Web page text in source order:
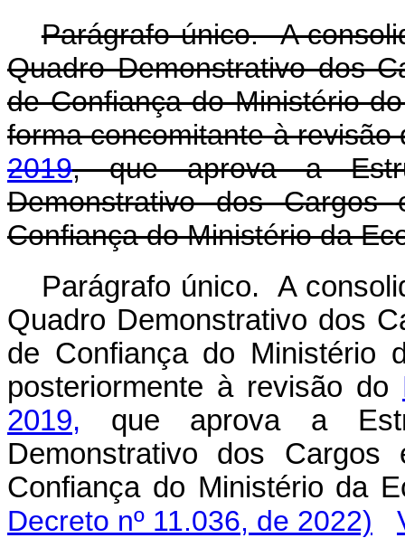
Parágrafo único. A
Quadro Demonstrativo dos
de Confiança do Ministério
forma concomitante à
2019, que aprova a
Demonstrativo dos
Confiança do Ministério da
Parágrafo único. A
Quadro Demonstrativo dos
de Confiança do Ministério
posteriormente à revisão do
2019, que aprova a
Demonstrativo dos
Confiança do Ministério
Decreto nº 11.036, de 2022)